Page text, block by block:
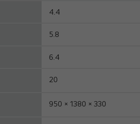
4.4
5.8
6.4
20
950 × 1380 × 330